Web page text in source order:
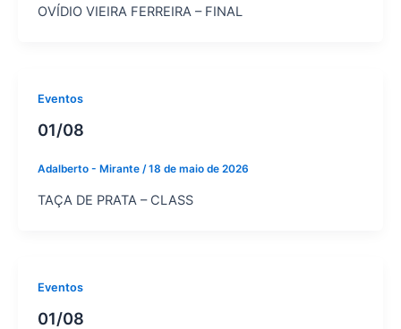
OVÍDIO VIEIRA FERREIRA – FINAL
Eventos
01/08
Adalberto - Mirante /18 de maio de 2026
TAÇA DE PRATA – CLASS
Eventos
01/08